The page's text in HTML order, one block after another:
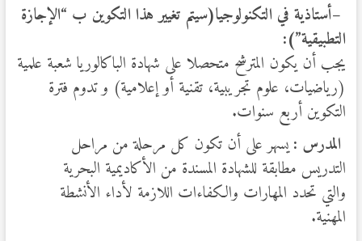
–أستاذية في التكنولوجيا(سيتم تغيير هذا التكوين ب “الإجازة
التطبيقية”):
يجب أن يكون المترشح متحصلا على شهادة الباكالوريا شعبة علمية
(رياضيات، علوم تجريبية، تقنية أو إعلامية) و تدوم فترة
التكوين أربع سنوات.
المدرس :يسهر على أن تكون كل مرحلة من مراحل
التدريس مطابقة للشهادة المسندة من الأكاديمية البحرية
والتي تحدد المهارات والكفاءات اللازمة لأداء الأنشطة
المهنية.